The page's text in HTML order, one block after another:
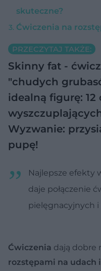
skuteczne?
Ćwiczenia na
PRZECZYTAJ TAKŻE:
Skinny fat -
"chudych
idealną figurę: 12
Wyzwanie:
pupę!
Najlepsze efekty
daje połączenie
pielęgnacyjnych
Ćwiczenia dają dobre
rozstępami na udach